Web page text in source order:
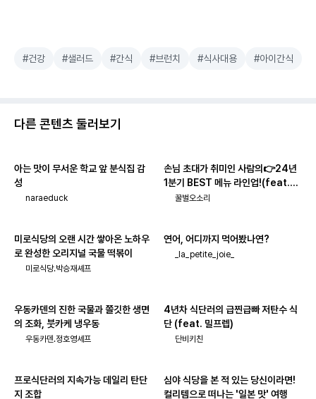
#건강 #샐러드 #간식 #브런치 #식사대용 #아이간식
다른 콘텐츠 둘러보기
아는 맛이 무서운 학교 앞 분식집 감
성
naraeduck
손님 초대가 취미인 사람의👉24년
1분기 BEST 메뉴 라인업!(feat.주
류_페어링)
꿀벌오소리
미로식당의 오랜 시간 쌓아온 노하우
로 완성한 오리지널 국물 떡볶이
미로식당.박승재셰프
연어, 어디까지 먹어봤나연?
_la_petite_joie_
우동카덴의 진한 국물과 쫄깃한 생면
의 조화, 붓카케 냉우동
우동카덴.정호영셰프
4년차 식단러의 급찐급빠 저탄수 식
단 (feat. 밀프렙)
단비키친
프로식단러의 지속가능 데일리 탄단
지 조합
심야 식당을 본 적 있는 당신이라면!
컬리템으로 떠나는 '일본 맛' 여행